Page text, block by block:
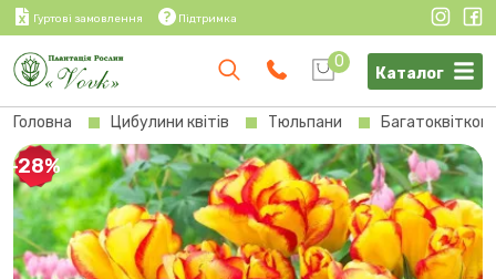
Гуртові замовлення Підтримка
0
Каталог
Головна Цибулини квітів Тюльпани
-28%